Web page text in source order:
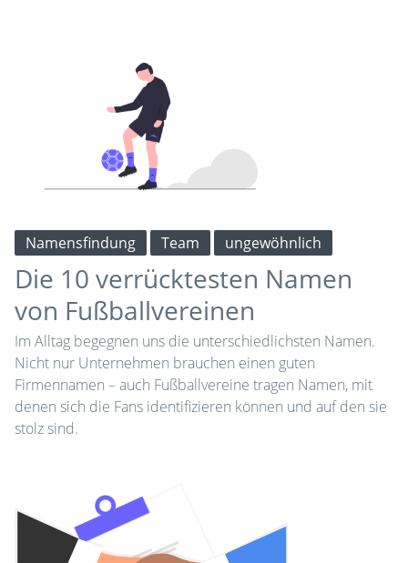
Namensfindung Team ungewöhnlich
Die 10 verrücktesten Namen
von Fußballvereinen
Im Alltag begegnen uns die unterschiedlichsten Namen.
Nicht nur Unternehmen brauchen einen guten
Firmennamen – auch Fußballvereine tragen Namen, mit
denen sich die Fans identifizieren können und auf den sie
stolz sind.